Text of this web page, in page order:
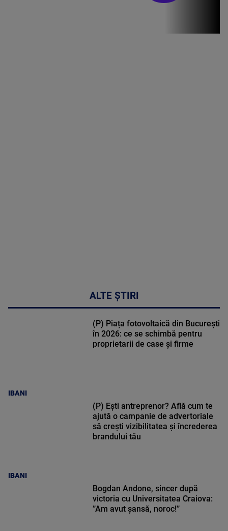
ALTE ȘTIRI
IBANI
(P) Piața fotovoltaică din București
în 2026: ce se schimbă pentru
proprietarii de case și firme
IBANI
(P) Ești antreprenor? Află cum te
ajută o campanie de advertoriale
să crești vizibilitatea și încrederea
brandului tău
Bogdan Andone, sincer după
victoria cu Universitatea Craiova:
”Am avut șansă, noroc!”